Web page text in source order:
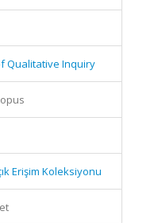
Qualitative Inquiry
Erişim Koleksiyonu